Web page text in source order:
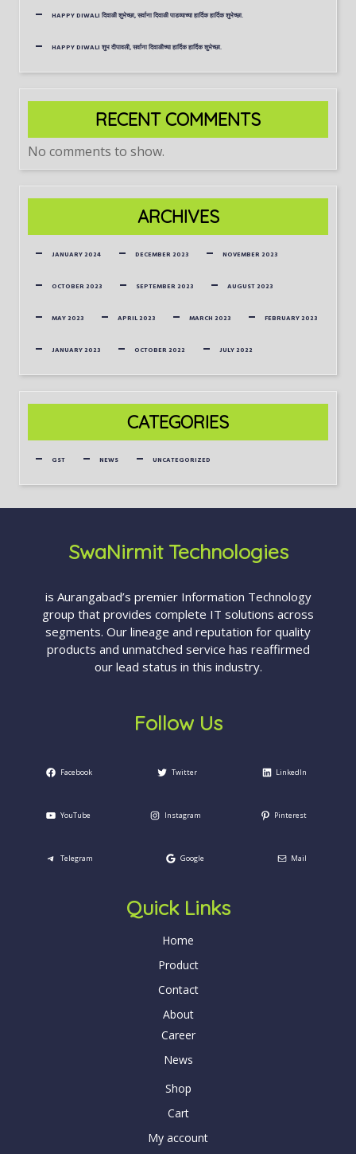
HAPPY DIWALI दिवाळी शुभेच्छा, सर्वाना दिवाळी पाडव्याच्या हार्दिक हार्दिक शुभेच्छा.
HAPPY DIWALI शुभ दीपावली, सर्वाना दिवाळीच्या हार्दिक हार्दिक शुभेच्छा.
RECENT COMMENTS
No comments to show.
ARCHIVES
JANUARY 2024 DECEMBER 2023 NOVEMBER 2023
OCTOBER 2023 SEPTEMBER 2023 AUGUST 2023
MAY 2023 APRIL 2023 MARCH 2023 FEBRUARY 2023
JANUARY 2023 OCTOBER 2022 JULY 2022
CATEGORIES
GST NEWS UNCATEGORIZED
SwaNirmit Technologies
is Aurangabad’s premier Information Technology
group that provides complete IT solutions across
segments. Our lineage and reputation for quality
products and unmatched service has reaffirmed
our lead status in this industry.
Follow Us
Facebook Twitter LinkedIn
YouTube Instagram Pinterest
Telegram Google Mail
Quick Links
Home
Product
Contact
About
Career
News
Shop
Cart
My account